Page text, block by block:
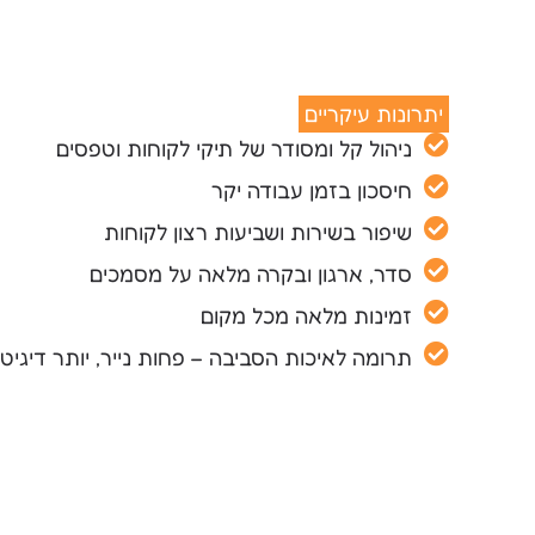
יתרונות עיקריים
ניהול קל ומסודר של תיקי לקוחות וטפסים
חיסכון בזמן עבודה יקר
שיפור בשירות ושביעות רצון לקוחות
סדר, ארגון ובקרה מלאה על מסמכים
זמינות מלאה מכל מקום
תרומה לאיכות הסביבה – פחות נייר, יותר